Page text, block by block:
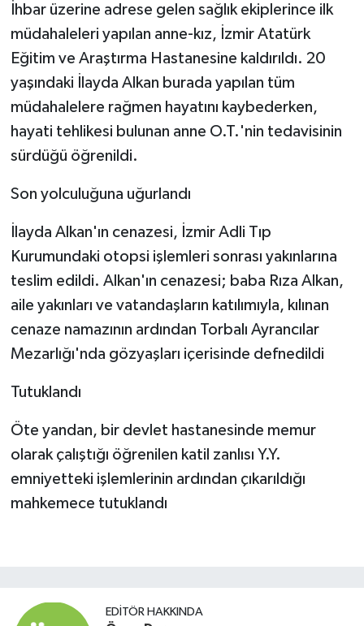
İhbar üzerine adrese gelen sağlık ekiplerince ilk
müdahaleleri yapılan anne-kız, İzmir Atatürk
Eğitim ve Araştırma Hastanesine kaldırıldı. 20
yaşındaki İlayda Alkan burada yapılan tüm
müdahalelere rağmen hayatını kaybederken,
hayati tehlikesi bulunan anne O.T.'nin tedavisinin
sürdüğü öğrenildi.
Son yolculuğuna uğurlandı
İlayda Alkan'ın cenazesi, İzmir Adli Tıp
Kurumundaki otopsi işlemleri sonrası yakınlarına
teslim edildi. Alkan'ın cenazesi; baba Rıza Alkan,
aile yakınları ve vatandaşların katılımıyla, kılınan
cenaze namazının ardından Torbalı Ayrancılar
Mezarlığı'nda gözyaşları içerisinde defnedildi
Tutuklandı
Öte yandan, bir devlet hastanesinde memur
olarak çalıştığı öğrenilen katil zanlısı Y.Y.
emniyetteki işlemlerinin ardından çıkarıldığı
mahkemece tutuklandı
EDITÖR HAKKINDA